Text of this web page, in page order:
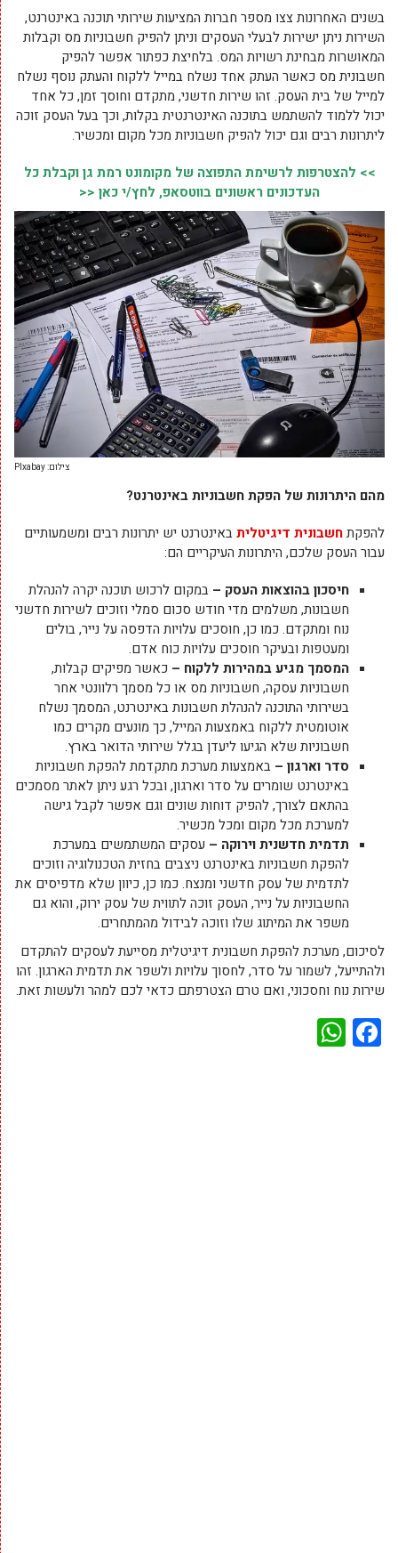
בשנים האחרונות צצו מספר חברות המציעות שירותי תוכנה באינטרנט,
השירות ניתן ישירות לבעלי העסקים וניתן להפיק חשבוניות מס וקבלות
המאושרות מבחינת רשויות המס. בלחיצת כפתור אפשר להפיק
חשבונית מס כאשר העתק אחד נשלח במייל ללקוח והעתק נוסף נשלח
למייל של בית העסק. זהו שירות חדשני, מתקדם וחוסך זמן, כל אחד
יכול ללמוד להשתמש בתוכנה האינטרנטית בקלות, וכך בעל העסק זוכה
ליתרונות רבים וגם יכול להפיק חשבוניות מכל מקום ומכשיר.
>> להצטרפות לרשימת התפוצה של מקומונט רמת גן וקבלת כל
העדכונים ראשונים בווטסאפ, לחץ/י כאן <<
צילום: PIxabay
מהם היתרונות של הפקת חשבוניות באינטרנט?
להפקתחשבונית דיגיטליתבאינטרנט יש יתרונות רבים ומשמעותיים
עבור העסק שלכם, היתרונות העיקריים הם:
חיסכון בהוצאות העסק – במקום לרכוש תוכנה יקרה להנהלת
חשבונות, משלמים מדי חודש סכום סמלי וזוכים לשירות חדשני
נוח ומתקדם. כמו כן, חוסכים עלויות הדפסה על נייר, בולים
ומעטפות ובעיקר חוסכים עלויות כוח אדם.
המסמך מגיע במהירות ללקוח – כאשר מפיקים קבלות,
חשבוניות עסקה, חשבוניות מס או כל מסמך רלוונטי אחר
בשירותי התוכנה להנהלת חשבונות באינטרנט, המסמך נשלח
אוטומטית ללקוח באמצעות המייל, כך מונעים מקרים כמו
חשבוניות שלא הגיעו ליעדן בגלל שירותי הדואר בארץ.
סדר וארגון – באמצעות מערכת מתקדמת להפקת חשבוניות
באינטרנט שומרים על סדר וארגון, ובכל רגע ניתן לאתר מסמכים
בהתאם לצורך, להפיק דוחות שונים וגם אפשר לקבל גישה
למערכת מכל מקום ומכל מכשיר.
תדמית חדשנית וירוקה – עסקים המשתמשים במערכת
להפקת חשבוניות באינטרנט ניצבים בחזית הטכנולוגיה וזוכים
לתדמית של עסק חדשני ומנצח. כמו כן, כיוון שלא מדפיסים את
החשבוניות על נייר, העסק זוכה לתווית של עסק ירוק, והוא גם
משפר את המיתוג שלו וזוכה לבידול מהמתחרים.
לסיכום, מערכת להפקת חשבונית דיגיטלית מסייעת לעסקים להתקדם
ולהתייעל, לשמור על סדר, לחסוך עלויות ולשפר את תדמית הארגון. זהו
שירות נוח וחסכוני, ואם טרם הצטרפתם כדאי לכם למהר ולעשות זאת.
Facebook